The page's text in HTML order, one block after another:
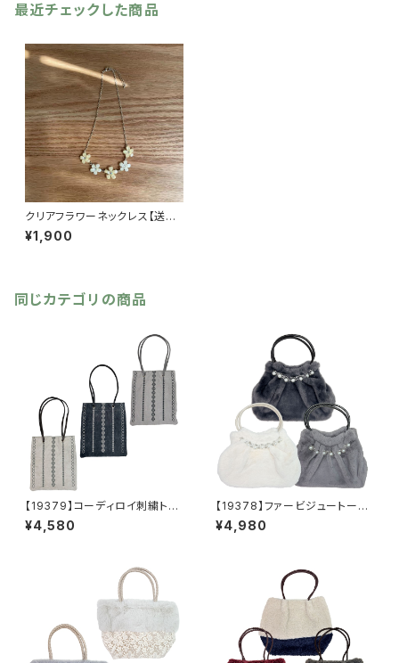
最近チェックした商品
クリアフラワーネックレス【送料
無料】花モチーフネックレス フ
ラワーモチーフ 春夏アクセ
¥1,900
同じカテゴリの商品
【19379】コーディロイ刺繍トー
トバッグ【送料無料】秋冬バッ
グ 新作
¥4,580
【19378】ファービジュートート
【送料無料】秋冬バッグ 新作
¥4,980